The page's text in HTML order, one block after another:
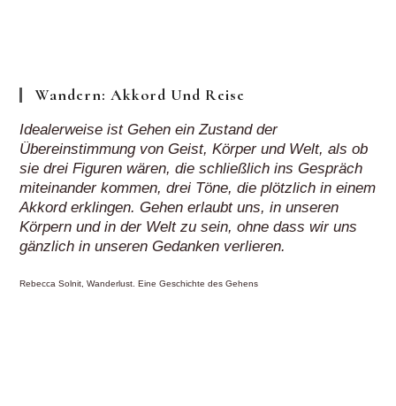
Wandern: Akkord Und Reise
Idealerweise ist Gehen ein Zustand der
Übereinstimmung von Geist, Körper und Welt, als ob
sie drei Figuren wären, die schließlich ins Gespräch
miteinander kommen, drei Töne, die plötzlich in einem
Akkord erklingen. Gehen erlaubt uns, in unseren
Körpern und in der Welt zu sein, ohne dass wir uns
gänzlich in unseren Gedanken verlieren.
Rebecca Solnit, Wanderlust. Eine Geschichte des Gehens